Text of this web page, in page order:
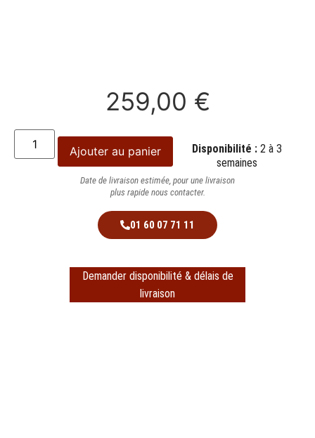
259,00 €
Ajouter au panier Disponibilité : 2 à 3
semaines
Date de livraison estimée, pour une livraison
plus rapide nous contacter.
01 60 07 71 11
Demander disponibilité & délais de
livraison